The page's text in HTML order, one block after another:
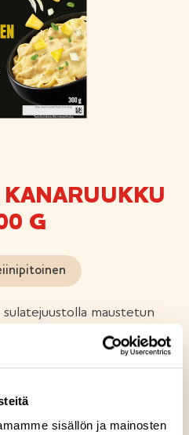
sisällön ja mainosten
G
maustetun
ja yhdistimme sen
herkulliseksi ruukuksi.
kulhoruokaa!